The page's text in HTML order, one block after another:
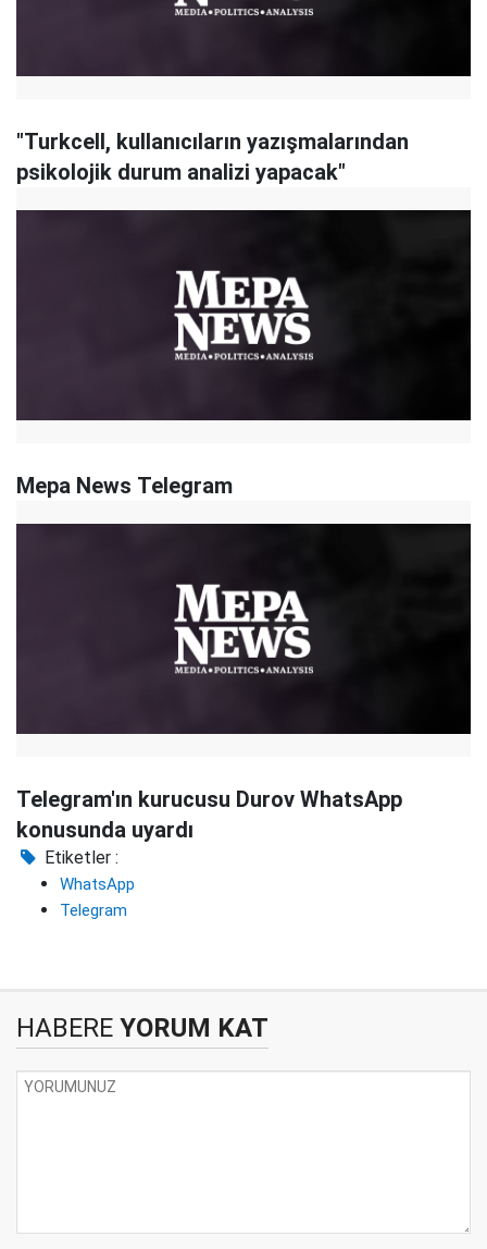
"Turkcell, kullanıcıların yazışmalarından
psikolojik durum analizi yapacak"
Mepa News Telegram
Telegram'ın kurucusu Durov WhatsApp
konusunda uyardı
Etiketler :
WhatsApp
Telegram
HABERE YORUM KAT